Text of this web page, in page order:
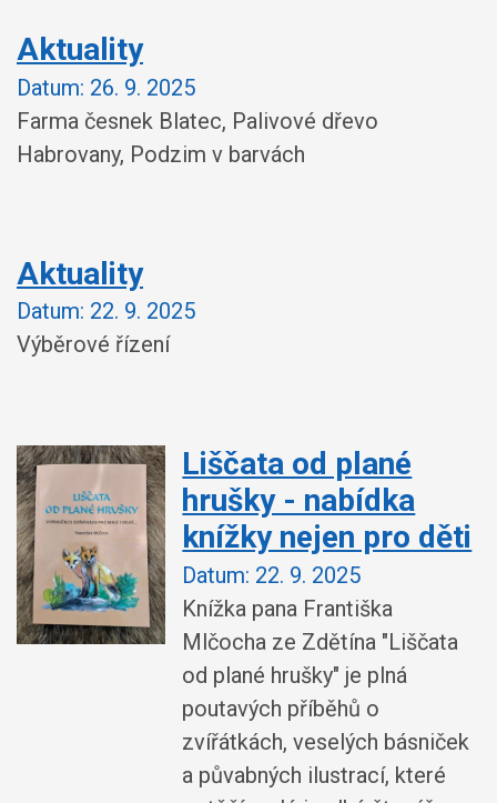
Aktuality
Datum: 26. 9. 2025
Farma česnek Blatec, Palivové dřevo
Habrovany, Podzim v barvách
Aktuality
Datum: 22. 9. 2025
Výběrové řízení
Liščata od plané
hrušky - nabídka
knížky nejen pro děti
Datum: 22. 9. 2025
Knížka pana Františka
Mlčocha ze Zdětína "Liščata
od plané hrušky" je plná
poutavých příběhů o
zvířátkách, veselých básniček
a půvabných ilustrací, které